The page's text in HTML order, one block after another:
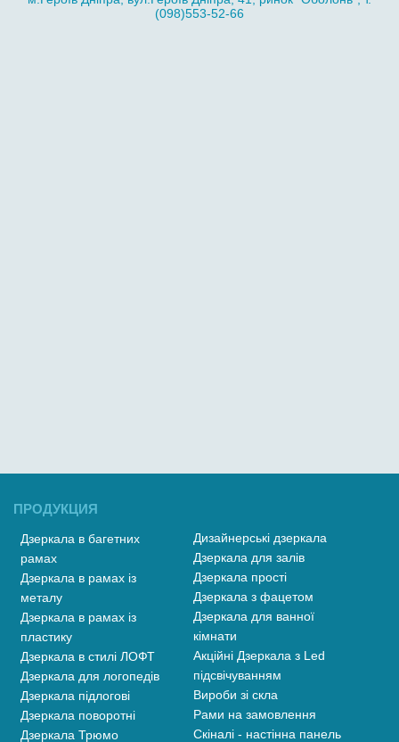
(098)553-52-66
ПРОДУКЦИЯ
Дзеркала в багетних
рамах
Дзеркала в рамах із
металу
Дзеркала в рамах із
пластику
Дзеркала в стилі ЛОФТ
Дзеркала для логопедів
Дзеркала підлогові
Дзеркала поворотні
Дзеркала Трюмо
Дизайнерські дзеркала
Дзеркала для залів
Дзеркала прості
Дзеркала з фацетом
Дзеркала для ванної
кімнати
Акційні Дзеркала з Led
підсвічуванням
Вироби зі скла
Рами на замовлення
Скіналі - настінна панель